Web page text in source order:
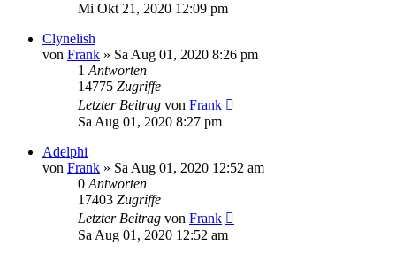
Mi Okt 21, 2020 12:09 pm
Clynelish
von Frank » Sa Aug 01, 2020 8:26 pm
1 Antworten
14775 Zugriffe
Letzter Beitrag von Frank
Sa Aug 01, 2020 8:27 pm
Adelphi
von Frank » Sa Aug 01, 2020 12:52 am
0 Antworten
17403 Zugriffe
Letzter Beitrag von Frank
Sa Aug 01, 2020 12:52 am